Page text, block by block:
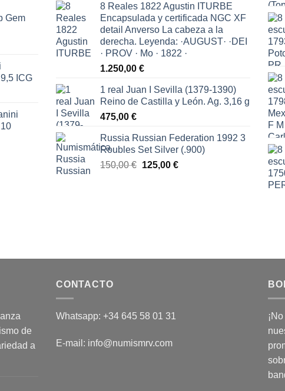
Gem
ICG
original
era:
150,00 €.
actual
es:
65,00 €.
8 Reales 1822 Agustin ITURBE
Encapsulada y certificada NGC XF
detail Anverso La cabeza a la
derecha. Leyenda: ·AUGUST· ·DEI
· PROV · Mo · 1822 ·
1.250,00 €
1 real Juan I Sevilla (1379-1390)
Reino de Castilla y León. Ag. 3,16 g
475,00 €
Russia Russian Federation 1992 3
Roubles Set Silver (.900)
150,00€ El
125,00 €El
de
a
CONTACTO
Whatsapp: +34 645 58 01 31
E-mail: info@numismrv.com